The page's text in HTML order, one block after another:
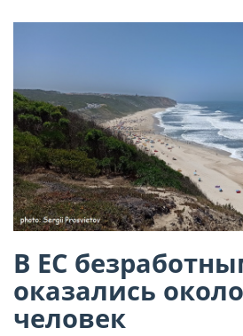
В ЕС
оказались
человек